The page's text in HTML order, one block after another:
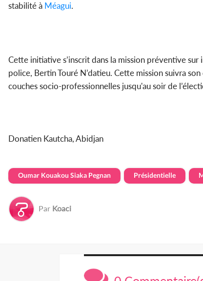
stabilité à Méagui.
Cette initiative s’inscrit dans la mission préventive
police, Bertin Touré N’datieu. Cette mission suivra
couches socio-professionnelles jusqu'au soir de
Donatien Kautcha, Abidjan
Oumar Kouakou Siaka Pegnan Présidentielle
Par Koaci